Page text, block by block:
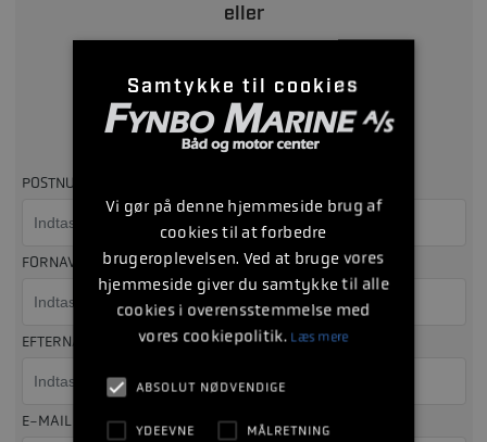
eller
Udfyld formularen
Så kontakter vi dig, så hurtigt som muligt
POSTNUMMER
FORNAVN
EFTERNAVN
E-MAIL ADRESSE
Samtykke til cookies
Vi gør på denne hjemmeside brug af
cookies til at forbedre
brugeroplevelsen. Ved at bruge vores
hjemmeside giver du samtykke til alle
cookies i overensstemmelse med
vores cookiepolitik. Læs mere
ABSOLUT NØDVENDIGE
YDEEVNE MÅLRETNING